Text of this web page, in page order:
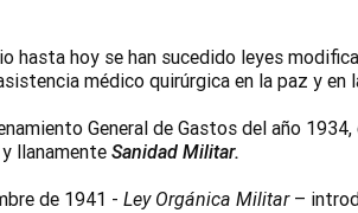
hasta hoy se han sucedido leyes
médico quirúrgica en la paz y en
General de Gastos del año 1934,
llanamenteSanidad Militar.
de 1941 - Ley Orgánica Militar–